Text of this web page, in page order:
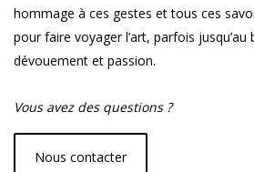
hommage à ces gestes et tous ces
pour faire voyager l’art, parfois
dévouement et passion.
Vous avez des questions ?
Nous contacter